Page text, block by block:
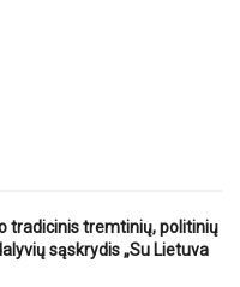
tradicinis tremtinių, politinių
sąskrydis „Su Lietuva